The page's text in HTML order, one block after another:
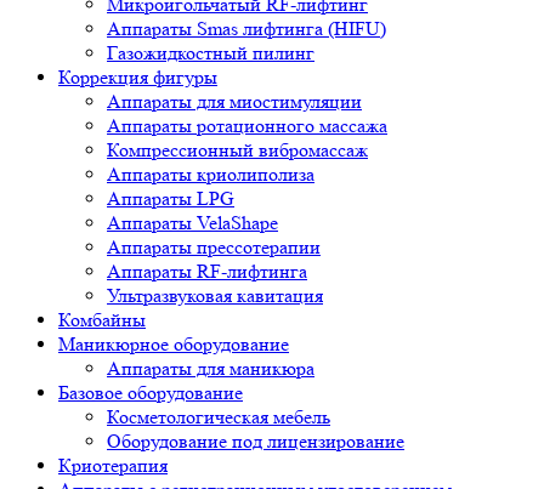
Аппараты Smas лифтинга (HIFU)
Газожидкостный пилинг
Коррекция фигуры
Аппараты для миостимуляции
Аппараты ротационного массажа
Компрессионный вибромассаж
Аппараты криолиполиза
Аппараты LPG
Аппараты VelaShape
Аппараты прессотерапии
Аппараты RF-лифтинга
Ультразвуковая кавитация
Комбайны
Маникюрное оборудование
Аппараты для маникюра
Базовое оборудование
Косметологическая мебель
Оборудование под лицензирование
Криотерапия